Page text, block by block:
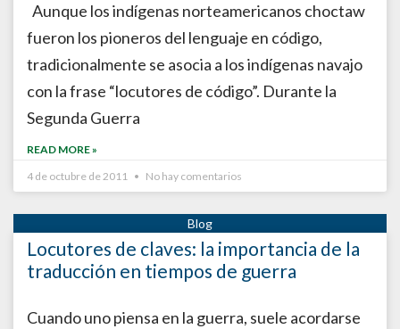
Aunque los indígenas norteamericanos choctaw
fueron los pioneros del lenguaje en código,
tradicionalmente se asocia a los indígenas navajo
con la frase “locutores de código”. Durante la
Segunda Guerra
READ MORE »
4 de octubre de 2011
No hay comentarios
Locutores de claves: la importancia de la
traducción en tiempos de guerra
Cuando uno piensa en la guerra, suele acordarse